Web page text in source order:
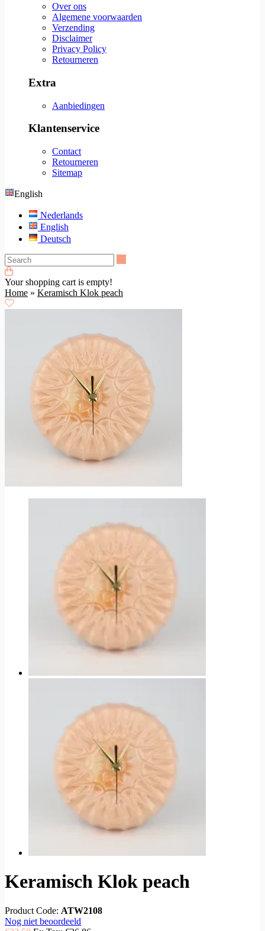
Over ons
Algemene voorwaarden
Verzending
Disclaimer
Privacy Policy
Retourneren
Extra
Aanbiedingen
Klantenservice
Contact
Retourneren
Sitemap
English
Nederlands
English
Deutsch
Your shopping cart is empty!
Home » Keramisch Klok peach
Keramisch Klok peach
Product Code: ATW2108
Nog niet beoordeeld